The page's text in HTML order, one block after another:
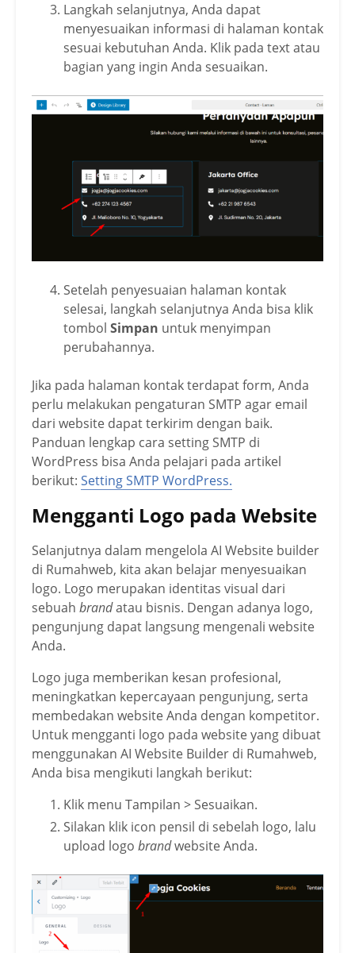
Langkah selanjutnya, Anda dapat
menyesuaikan informasi di halaman kontak
sesuai kebutuhan Anda. Klik pada text atau
bagian yang ingin Anda sesuaikan.
Setelah penyesuaian halaman kontak
selesai, langkah selanjutnya Anda bisa klik
tombol Simpan untuk menyimpan
perubahannya.
Jika pada halaman kontak terdapat form, Anda
perlu melakukan pengaturan SMTP agar email
dari website dapat terkirim dengan baik.
Panduan lengkap cara setting SMTP di
WordPress bisa Anda pelajari pada artikel
berikut: Setting SMTP WordPress.
Mengganti Logo pada Website
Selanjutnya dalam mengelola AI Website builder
di Rumahweb, kita akan belajar menyesuaikan
logo. Logo merupakan identitas visual dari
sebuah brandatau bisnis. Dengan adanya logo,
pengunjung dapat langsung mengenali website
Anda.
Logo juga memberikan kesan profesional,
meningkatkan kepercayaan pengunjung, serta
membedakan website Anda dengan kompetitor.
Untuk mengganti logo pada website yang dibuat
menggunakan AI Website Builder di Rumahweb,
Anda bisa mengikuti langkah berikut:
Klik menu Tampilan > Sesuaikan.
Silakan klik icon pensil di sebelah logo, lalu
upload logo brandwebsite Anda.